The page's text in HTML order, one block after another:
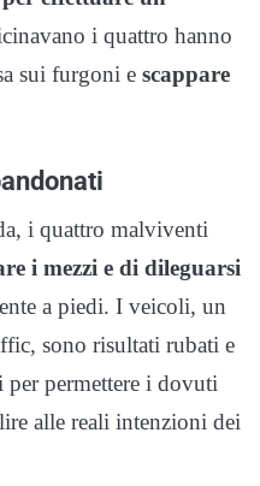
i quattro hanno
sui furgoni e scappare
i quattro malviventi
i mezzi e di dileguarsi
a piedi. I veicoli, un
sono risultati rubati e
per permettere i dovuti
alle reali intenzioni dei